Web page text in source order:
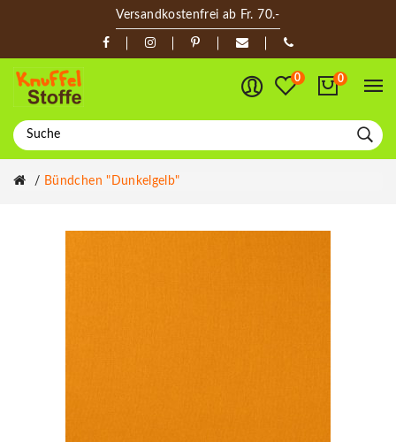
Versandkostenfrei ab Fr. 70.-
0 0
Bündchen "dunkelgelb"